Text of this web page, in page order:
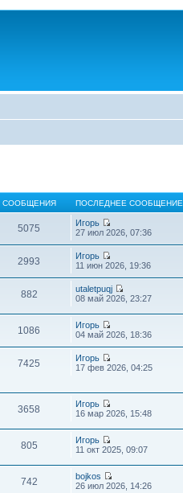
СООБЩЕНИЯ ПОСЛЕДНЕЕ СООБЩЕНИЕ
5075
Игорь
27 июл 2026, 07:36
2993
Игорь
11 июн 2026, 19:36
882
utaletpuqj
08 май 2026, 23:27
1086
Игорь
04 май 2026, 18:36
7425
Игорь
17 фев 2026, 04:25
3658
Игорь
16 мар 2026, 15:48
805
Игорь
11 окт 2025, 09:07
742
bojkos
26 июл 2026, 14:26